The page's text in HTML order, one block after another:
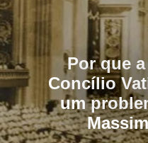
Por que
Concílio
um